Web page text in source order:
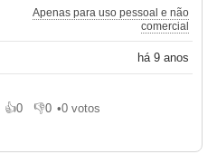
Apenas para uso pessoal e não
comercial
há 9 anos
👍0
Gosto👎0
Não gosto
•0 votos